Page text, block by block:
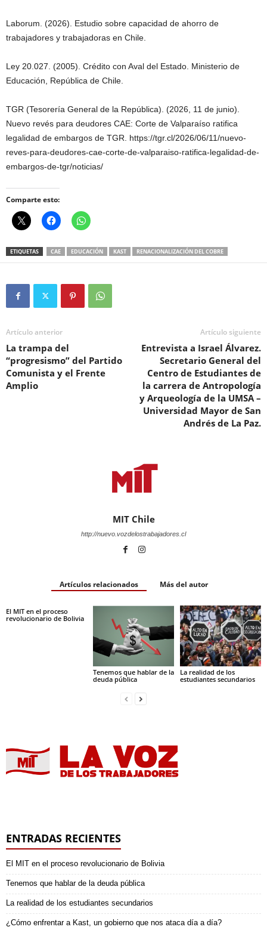
Laborum. (2026). Estudio sobre capacidad de ahorro de
trabajadores y trabajadoras en Chile.
Ley 20.027. (2005). Crédito con Aval del Estado. Ministerio de
Educación, República de Chile.
TGR (Tesorería General de la República). (2026, 11 de junio).
Nuevo revés para deudores CAE: Corte de Valparaíso ratifica
legalidad de embargos de TGR. https://tgr.cl/2026/06/11/nuevo-
reves-para-deudores-cae-corte-de-valparaiso-ratifica-legalidad-de-
embargos-de-tgr/noticias/
Comparte esto:
ETIQUETAS CAE EDUCACIÓN KAST RENACIONALIZACIÓN DEL COBRE
Artículo anterior
La trampa del
“progresismo” del Partido
Comunista y el Frente
Amplio
Artículo siguiente
Entrevista a Israel Álvarez.
Secretario General del
Centro de Estudiantes de
la carrera de Antropología
y Arqueología de la UMSA –
Universidad Mayor de San
Andrés de La Paz.
MIT Chile
http://nuevo.vozdelostrabajadores.cl
Artículos relacionados Más del autor
El MIT en el proceso
revolucionario de Bolivia
Tenemos que hablar de la
deuda pública
La realidad de los
estudiantes secundarios
ENTRADAS RECIENTES
El MIT en el proceso revolucionario de Bolivia
Tenemos que hablar de la deuda pública
La realidad de los estudiantes secundarios
¿Cómo enfrentar a Kast, un gobierno que nos ataca día a día?